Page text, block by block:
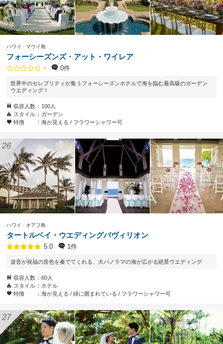
ハワイ マウイ島
フォーシーズンズ・アット・ワイレア
- 0件
世界中のセレブリティが集うフォーシーズンホテルで海を臨む最高級のガーデン
ウエディング！
収容人数
100人
スタイル
ガーデン
特徴
海が見える フラワーシャワー可
ハワイ オアフ島
タートルベイ・ウエディングパヴィリオン
5.0 1件
波音が祝福の音色を奏でてくれる、大パノラマの海が広がる絶景ウエディング
収容人数
60人
スタイル
ホテル
特徴
海が見える 緑に囲まれている フラワーシャワー可